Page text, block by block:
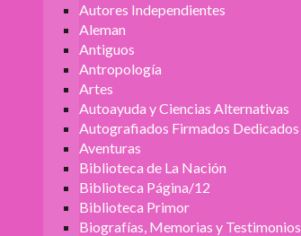
Autores Independientes
Aleman
Antiguos
Antropología
Artes
Autoayuda y Ciencias Alternativas
Autografiados Firmados Dedicados
Aventuras
Biblioteca de La Nación
Biblioteca Página/12
Biblioteca Primor
Biografías, Memorias y Testimonios